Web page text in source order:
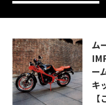
ム
ー
キ